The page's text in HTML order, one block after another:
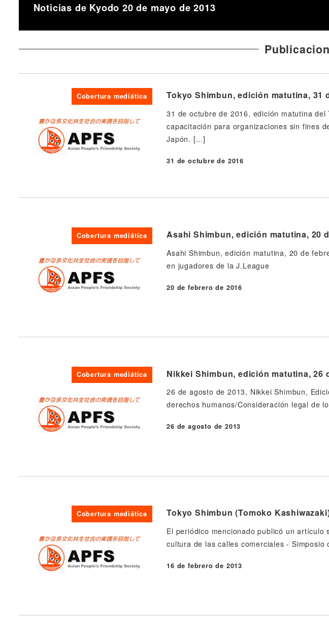
Noticias de Kyodo 20 de mayo de 2013
Cobertura mediática Tokyo Shimbun, edición matutina, 31
31 de octubre de 2016, edición matutina
capacitación para organizaciones sin fines
Japón. [...]
Publicado
31 de octubre de 2016
Cobertura mediática Asahi Shimbun, edición matutina, 20
Asahi Shimbun, edición matutina, 20 de
en jugadores de la J.League
Publicado
20 de febrero de 2016
Cobertura mediática Nikkei Shimbun, edición matutina, 26
26 de agosto de 2013, Nikkei Shimbun,
derechos humanos/Consideración legal de
Publicado
26 de agosto de 2013
Cobertura mediática Tokyo Shimbun (Tomoko
El periódico mencionado publicó un
cultura de las calles comerciales -
Publicado
16 de febrero de 2013